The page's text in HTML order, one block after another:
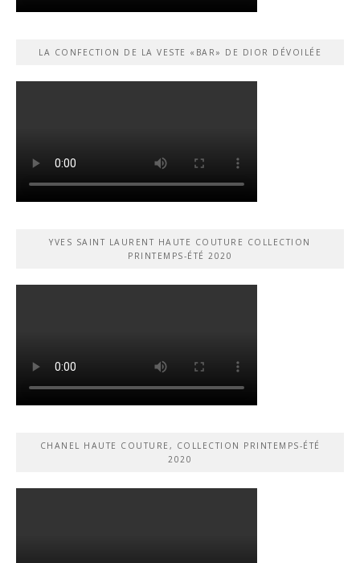
LA CONFECTION DE LA VESTE «BAR» DE DIOR DÉVOILÉE
YVES SAINT LAURENT HAUTE COUTURE COLLECTION
PRINTEMPS-ÉTÉ 2020
CHANEL HAUTE COUTURE, COLLECTION PRINTEMPS-ÉTÉ
2020